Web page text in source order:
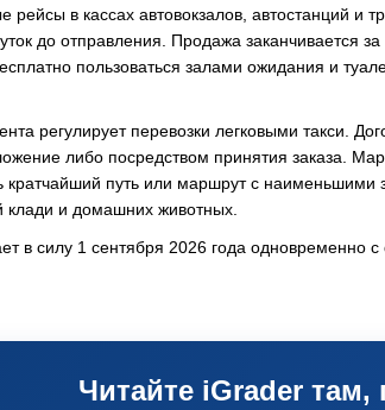
в кассах автовокзалов, автостанций и
до отправления. Продажа заканчивается
пользоваться залами ожидания и
регулирует перевозки легковыми такси.
либо посредством принятия заказа.
кратчайший путь или маршрут с наименьшими
клади и домашних животных.
в силу 1 сентября 2026 года одновременно
Читайте iGrader там,